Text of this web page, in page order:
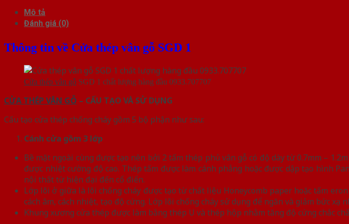
Mô tả
Đánh giá (0)
Thông tin về Cửa thép vân gỗ SGD 1
Cửa thép vân gỗ SGD 1 chất lượng hàng đầu 0933.707707
CỬA THÉP VÂN GỖ – CẤU TẠO VÀ SỬ DỤNG
Cấu tạo cửa thép chống cháy gồm 5 bộ phận như sau:
Cánh cửa gồm 3 lớp
Bề mặt ngoài cùng được tạo nên bởi 2 tấm thép phủ vân gỗ có độ dày từ 0.7mm –
được nhiệt cường độ cao. Thép tấm được làm cánh phẳng hoặc được dập tạo hình
nội thất từ hiện đại đến cổ điển.
Lớp lõi ở giữa là lõi chống cháy được tạo từ chất liệu Honeycomb paper hoặc tấm
cách âm, cách nhiệt, tạo độ cứng. Lớp lõi chống cháy sử dụng để ngăn và giảm bức xạ
Khung xương cửa thép được làm bằng thép U và thép hộp nhằm tăng độ cứng chắc